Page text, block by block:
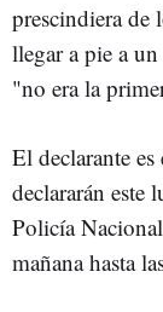
prescindiera de
llegar a pie a
"no era la
El declarante
declararán este
Policía
mañana hasta